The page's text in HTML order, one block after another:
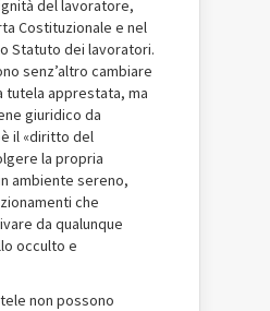
del lavoratore,
Costituzionale e nel
Statuto dei lavoratori.
senz’altro cambiare
tutela apprestata, ma
giuridico da
il «diritto del
la propria
ambiente sereno,
che
da qualunque
occulto e
non possono